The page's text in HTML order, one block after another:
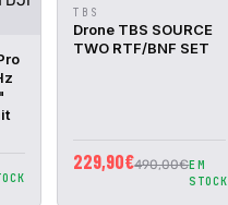
VISTA
RÁPIDA
AO CESTO
TBS
Drone TBS SOURCE
TWO RTF/BNF SET
229,90€490,00€EM
STOCK